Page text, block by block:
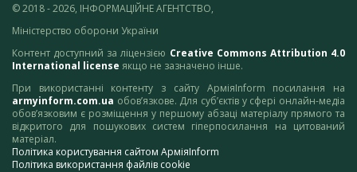
© 2018 - 2026, ІНФОРМАЦІЙНЕ АГЕНТСТВО,
Міністерство оборони України
Контент доступний за ліцензією Creative Commons Attribution 4.0
International license якщо не зазначено інше.
При використанні контенту з сайту АрміяInform посилання на
armyinform.com.ua обов’язкове. Для суб’єктів у сфері онлайн-медіа
обов’язковим є розміщення у першому абзаці матеріалу прямого та
відкритого для пошукових систем гіперпосилання на цитований
матеріал.
Політика користування сайтом АрміяInform
Політика використання файлів cookie